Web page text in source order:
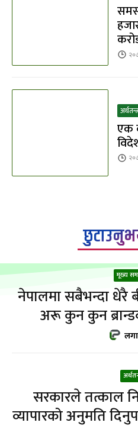
एक
मूख्य
नेपालमा सबैभन्दा धेरै
अरू कुन कुन
सरकारले तत्काल
व्यापारको अनुमति